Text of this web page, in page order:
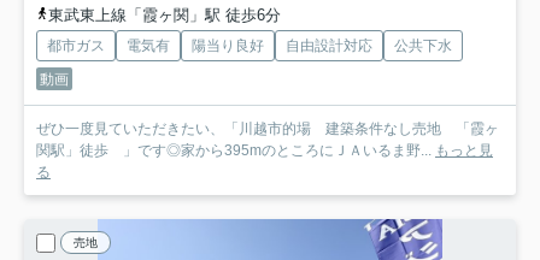
東武東上線「霞ヶ関」駅 徒歩6分
都市ガス 電気有 陽当り良好 自由設計対応
公共下水
動画
ぜひ一度見ていただきたい、「川越市的場 建築条件なし売地 「霞ヶ
関駅」徒歩 」です◎家から395mのところにＪＡいるま野... もっと見
る
売地